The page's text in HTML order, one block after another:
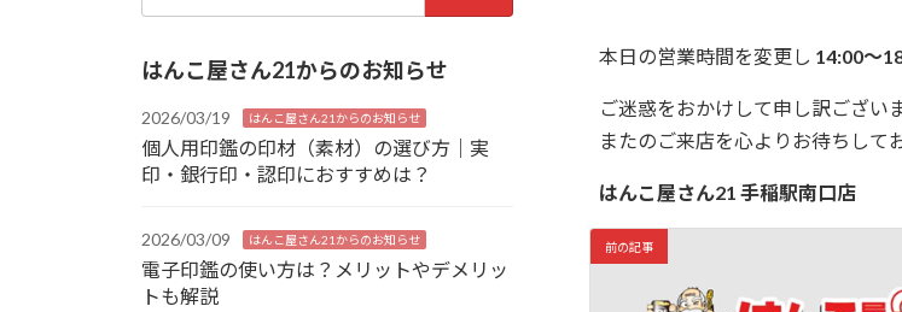
本日の営業時間を変更し 14:00～
ご迷惑をおかけして申し訳ござい
またのご来店を心よりお待ちして
はんこ屋さん21 手稲駅南口店
前の記事
はんこ屋さん21からのお知らせ
2026/03/19 はんこ屋さん21からのお知らせ
個人用印鑑の印材（素材）の選び方｜実
印・銀行印・認印におすすめは？
2026/03/09 はんこ屋さん21からのお知らせ
電子印鑑の使い方は？メリットやデメリッ
トも解説